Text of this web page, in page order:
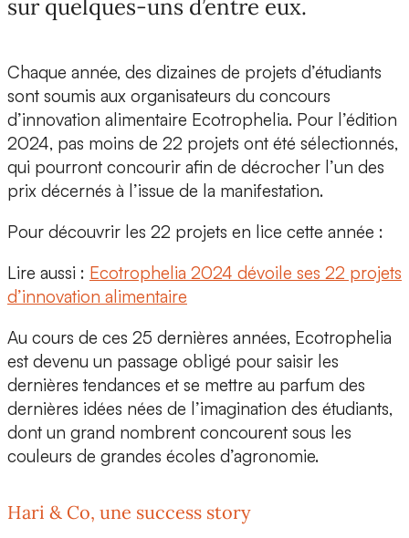
sur quelques-uns d’entre eux.
Chaque année, des dizaines de projets d’étudiants
sont soumis aux organisateurs du concours
d’innovation alimentaire Ecotrophelia. Pour l’édition
2024, pas moins de 22 projets ont été sélectionnés,
qui pourront concourir afin de décrocher l’un des
prix décernés à l’issue de la manifestation.
Pour découvrir les 22 projets en lice cette année :
Lire aussi : Ecotrophelia 2024 dévoile ses 22 projets
d’innovation alimentaire
Au cours de ces 25 dernières années, Ecotrophelia
est devenu un passage obligé pour saisir les
dernières tendances et se mettre au parfum des
dernières idées nées de l’imagination des étudiants,
dont un grand nombrent concourent sous les
couleurs de grandes écoles d’agronomie.
Hari & Co, une success story